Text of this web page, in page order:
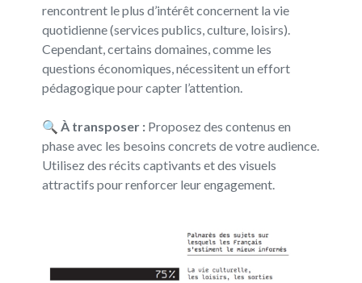
rencontrent le plus d’intérêt concernent la vie
quotidienne (services publics, culture, loisirs).
Cependant, certains domaines, comme les
questions économiques, nécessitent un effort
pédagogique pour capter l’attention.
🔍 À transposer :Proposez des contenus en
phase avec les besoins concrets de votre audience.
Utilisez des récits captivants et des visuels
attractifs pour renforcer leur engagement.